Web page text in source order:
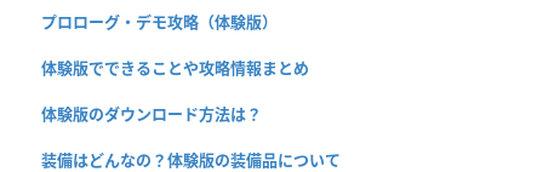
プロローグ・デモ攻略（体験版）
体験版でできることや攻略情報まとめ
体験版のダウンロード方法は？
装備はどんなの？体験版の装備品について